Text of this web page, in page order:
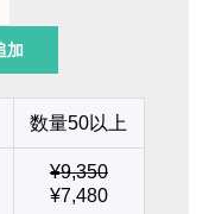
加
数量50以上
¥9,350
¥7,480